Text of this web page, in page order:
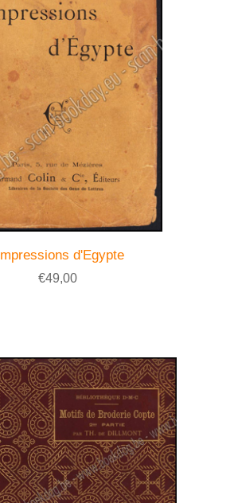
Impressions d'Egypte
€49,00